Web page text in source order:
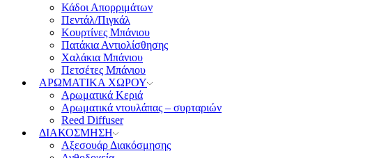
Κάδοι Απορριμάτων
Πεντάλ/Πιγκάλ
Κουρτίνες Μπάνιου
Πατάκια Αντιολίσθησης
Χαλάκια Μπάνιου
Πετσέτες Μπάνιου
ΑΡΩΜΑΤΙΚΑ ΧΩΡΟΥ
Αρωματικά Κεριά
Αρωματικά ντουλάπας – συρταριών
Reed Diffuser
ΔΙΑΚΟΣΜΗΣΗ
Αξεσουάρ Διακόσμησης